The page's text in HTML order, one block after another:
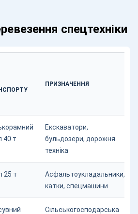
спецтехніки
ПРИЗНАЧЕННЯ
40 т
Екскаватори,
бульдозери, дорожня
техніка
25 т
Асфальтоукладальники,
катки, спецмашини
Сільськогосподарська